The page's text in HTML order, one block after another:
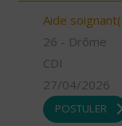
Aide
26 - Drôme
CDI
27/04/2026
POSTULER